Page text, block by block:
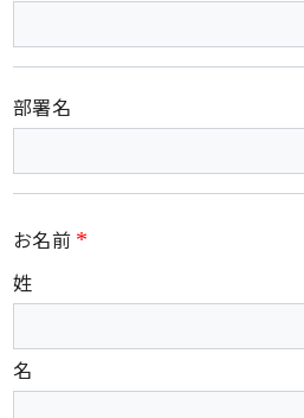
部署名
お名前 *
姓
名